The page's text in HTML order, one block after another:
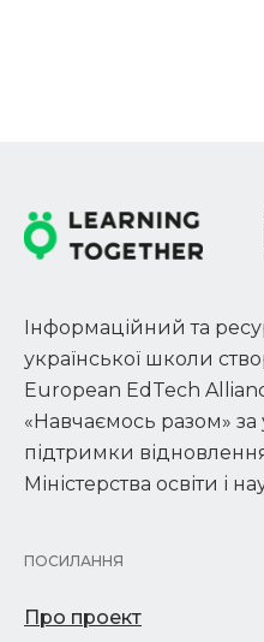
Інформаційний та
української школи
European EdTech
«Навчаємось разом» за
підтримки
Міністерства освіти і
ПОСИЛАННЯ
Про проект